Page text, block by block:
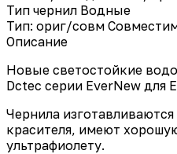
Тип чернил Водные
Тип: ориг/совм
Описание
Новые светостойкие
Dctec серии EverNew для
Чернила
красителя, имеют
ультрафиолету.